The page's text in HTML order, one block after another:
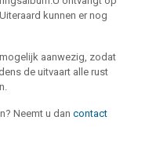
ontvangt op
kunnen er nog
aanwezig, zodat
de uitvaart alle rust
Neemt u dan contact